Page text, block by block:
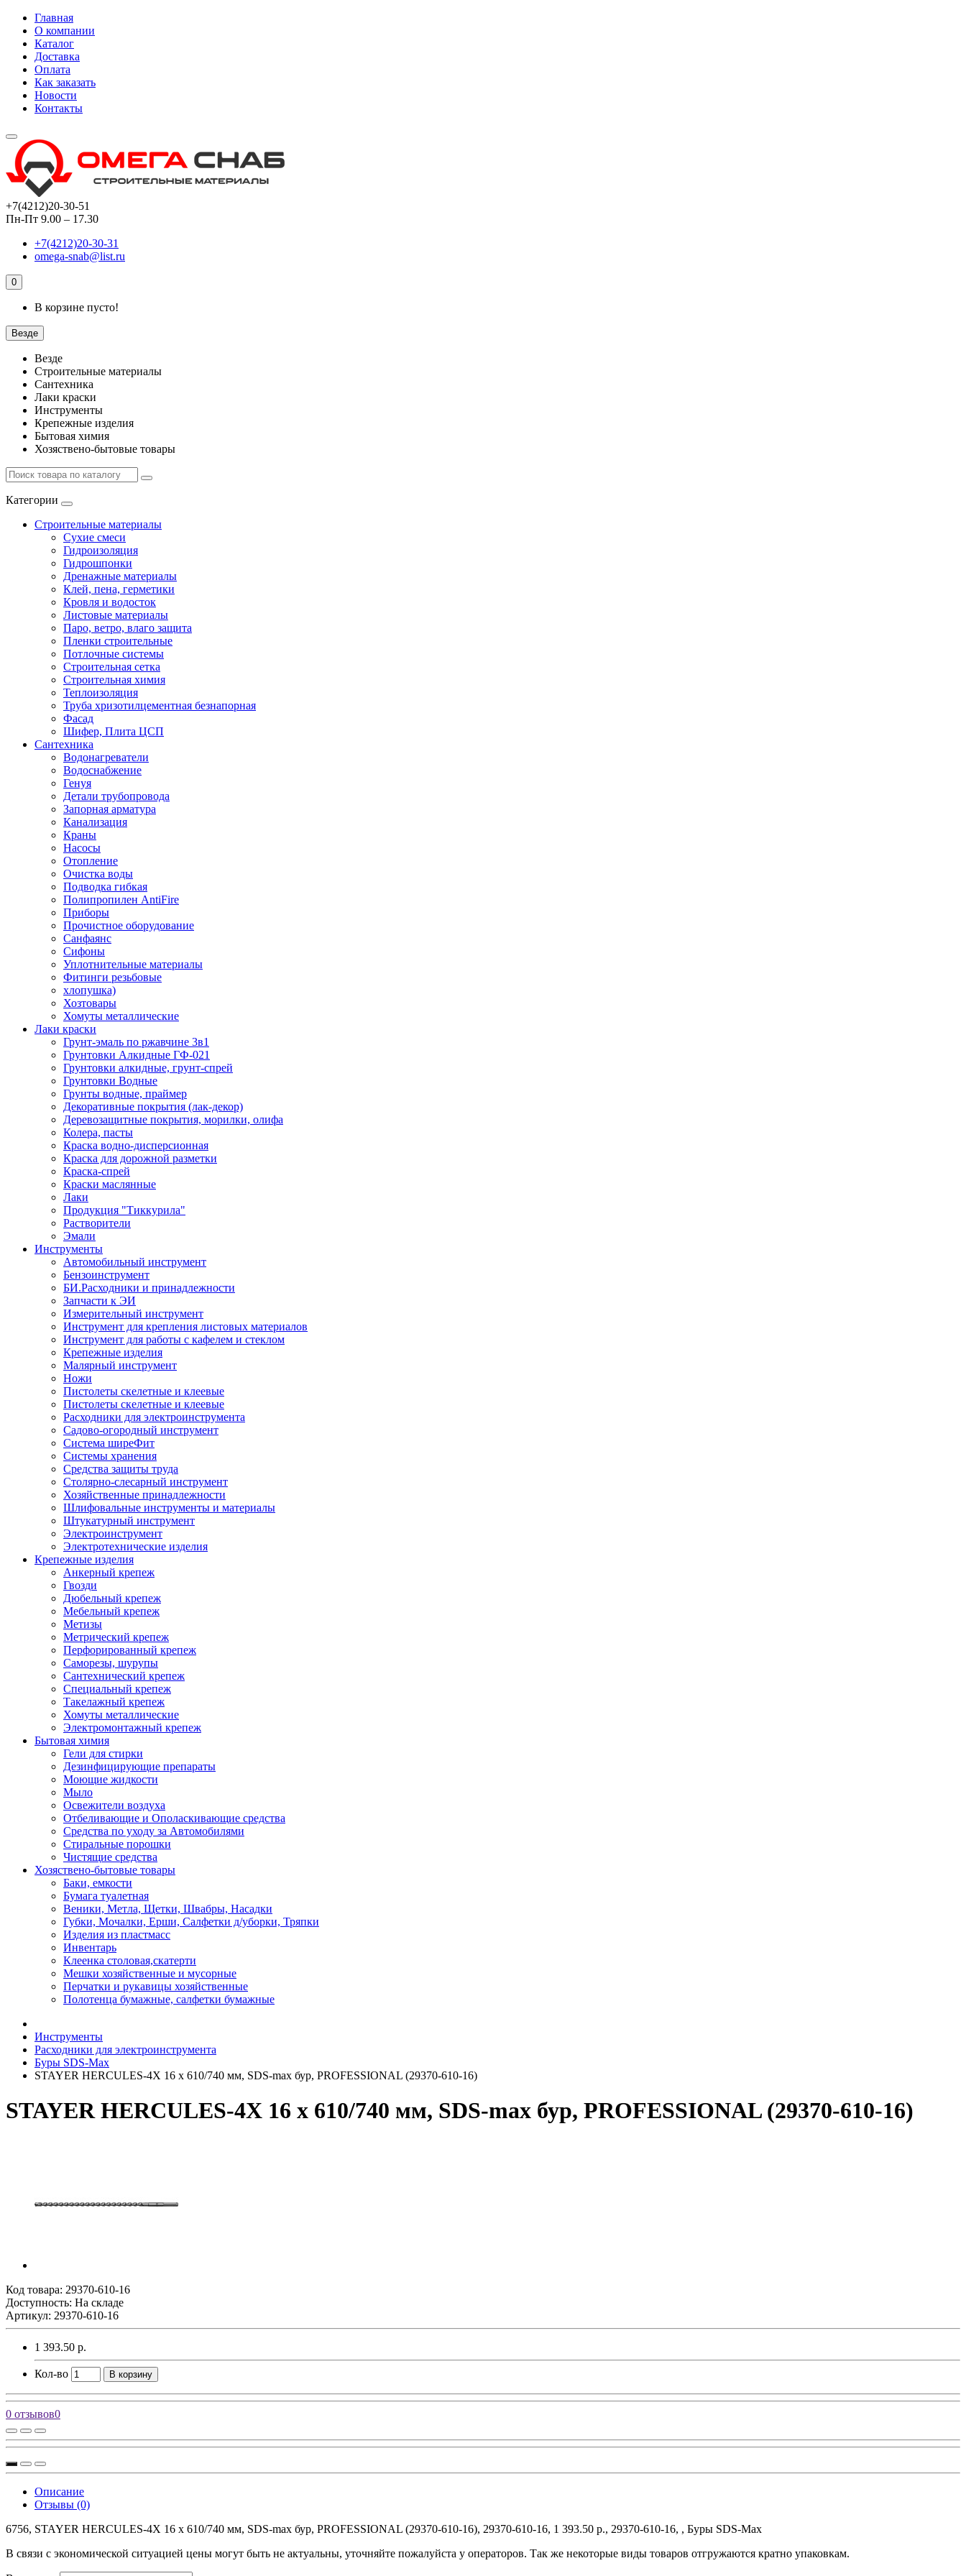
Главная
О компании
Каталог
Доставка
Оплата
Как заказать
Новости
Контакты
+7(4212)20-30-51
Пн-Пт 9.00 – 17.30
+7(4212)20-30-31
omega-snab@list.ru
0
В корзине пусто!
Везде
Везде
Строительные материалы
Сантехника
Лаки краски
Инструменты
Крепежные изделия
Бытовая химия
Хозяствено-бытовые товары
Категории
Строительные материалы
Сухие смеси
Гидроизоляция
Гидрошпонки
Дренажные материалы
Клей, пена, герметики
Кровля и водосток
Листовые материалы
Паро, ветро, влаго защита
Пленки строительные
Потлочные системы
Строительная сетка
Строительная химия
Теплоизоляция
Труба хризотилцементная безнапорная
Фасад
Шифер, Плита ЦСП
Сантехника
Водонагреватели
Водоснабжение
Генуя
Детали трубопровода
Запорная арматура
Канализация
Краны
Насосы
Отопление
Очистка воды
Подводка гибкая
Полипропилен AntiFire
Приборы
Прочистное оборудование
Санфаянс
Сифоны
Уплотнительные материалы
Фитинги резьбовые
хлопушка)
Хозтовары
Хомуты металлические
Лаки краски
Грунт-эмаль по ржавчине 3в1
Грунтовки Алкидные ГФ-021
Грунтовки алкидные, грунт-спрей
Грунтовки Водные
Грунты водные, праймер
Декоративные покрытия (лак-декор)
Деревозащитные покрытия, морилки, олифа
Колера, пасты
Краска водно-дисперсионная
Краска для дорожной разметки
Краска-спрей
Краски маслянные
Лаки
Продукция "Тиккурила"
Растворители
Эмали
Инструменты
Автомобильный инструмент
Бензоинструмент
БИ.Расходники и принадлежности
Запчасти к ЭИ
Измерительный инструмент
Инструмент для крепления листовых материалов
Инструмент для работы с кафелем и стеклом
Крепежные изделия
Малярный инструмент
Ножи
Пистолеты скелетные и клеевые
Пистолеты скелетные и клеевые
Расходники для электроинструмента
Садово-огородный инструмент
Система ширеФит
Системы хранения
Средства защиты труда
Столярно-слесарный инструмент
Хозяйственные принадлежности
Шлифовальные инструменты и материалы
Штукатурный инструмент
Электроинструмент
Электротехнические изделия
Крепежные изделия
Анкерный крепеж
Гвозди
Дюбельный крепеж
Мебельный крепеж
Метизы
Метрический крепеж
Перфорированный крепеж
Саморезы, шурупы
Сантехнический крепеж
Специальный крепеж
Такелажный крепеж
Хомуты металлические
Электромонтажный крепеж
Бытовая химия
Гели для стирки
Дезинфицирующие препараты
Моющие жидкости
Мыло
Освежители воздуха
Отбеливающие и Ополаскивающие средства
Средства по уходу за Автомобилями
Стиральные порошки
Чистящие средства
Хозяствено-бытовые товары
Баки, емкости
Бумага туалетная
Веники, Метла, Щетки, Швабры, Насадки
Губки, Мочалки, Ерши, Салфетки д/уборки, Тряпки
Изделия из пластмасс
Инвентарь
Клеенка столовая,скатерти
Мешки хозяйственные и мусорные
Перчатки и рукавицы хозяйственные
Полотенца бумажные, салфетки бумажные
Инструменты
Расходники для электроинструмента
Буры SDS-Max
STAYER HERCULES-4Х 16 x 610/740 мм, SDS-max бур, PROFESSIONAL (29370-610-16)
STAYER HERCULES-4Х 16 x 610/740 мм, SDS-max бур, PROFESSIONAL (29370-610-16)
Код товара: 29370-610-16
Доступность: На складе
Артикул: 29370-610-16
1 393.50 р.
Кол-во В корзину
0 отзывов0
Описание
Отзывы (0)
6756, STAYER HERCULES-4Х 16 x 610/740 мм, SDS-max бур, PROFESSIONAL (29370-610-16), 29370-610-16, 1 393.50 р., 29370-610-16, , Буры SDS-Max
В связи с экономической ситуацией цены могут быть не актуальны, уточняйте пожалуйста у операторов. Так же некоторые виды товаров отгружаются кратно упаковкам.